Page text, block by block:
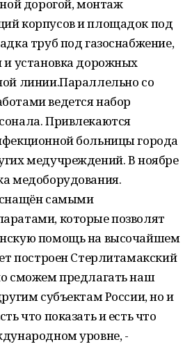
дорогой, монтаж
корпусов и площадок под
труб под газоснабжение,
и установка дорожных
линии.Параллельно со
ведется набор
Привлекаются
больницы города
медучреждений. В ноябре
медоборудования.
самыми
которые позволят
помощь на высочайшем
построен Стерлитамакский
сможем предлагать наш
субъектам России, но и
что показать и есть что
уровне, -